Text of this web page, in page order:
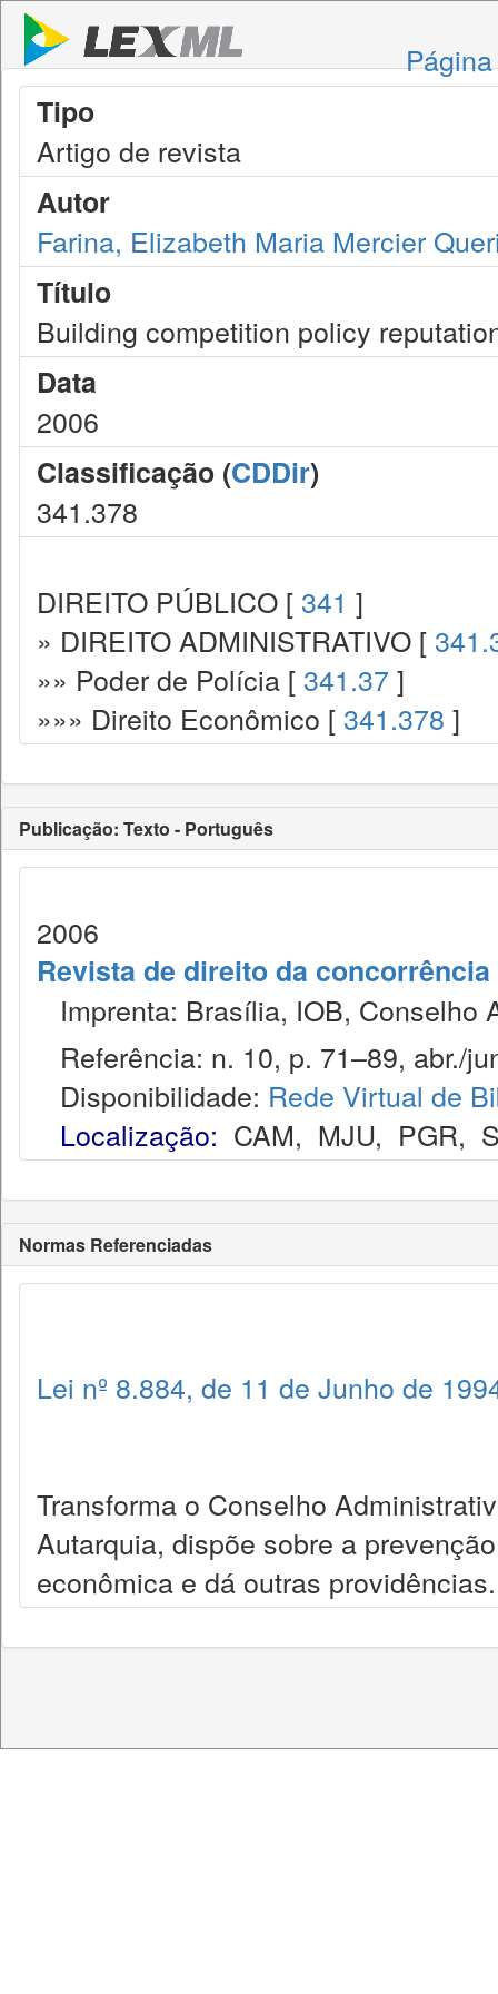
Tipo
Artigo de revista
Autor
Farina, Elizabeth Maria Mercier
Título
Building competition policy
Data
2006
Classificação (CDDir)
341.378
DIREITO PÚBLICO [ 341 ]
» DIREITO ADMINISTRATIVO [
»» Poder de Polícia [ 341.37 ]
»»» Direito Econômico [ 341.378 ]
Publicação: Texto - Português
2006
Revista de direito da concorrência
Imprenta: Brasília, IOB, Conselho
Referência: n. 10, p. 71–89, abr./
Disponibilidade: Rede Virtual de
Localização: CAM, MJU, PGR,
Normas Referenciadas
Lei nº 8.884, de 11 de Junho de
Transforma o Conselho
Autarquia, dispõe sobre a
econômica e dá outras providências.